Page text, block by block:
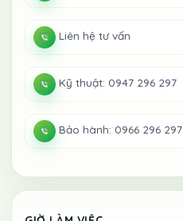
Liên hệ tư vấn
Kỹ thuật: 0947 296 297
Bảo hành: 0966 296 297